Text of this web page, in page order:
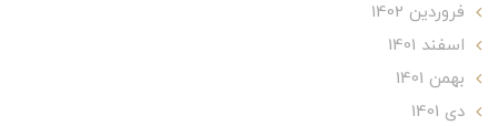
فروردین 1402
اسفند 1401
بهمن 1401
دی 1401